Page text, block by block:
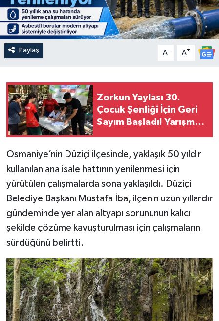
Paylaş A- A+
Zorkun Yaylası 30.
Çocuk Şenliği İçin Geri
Sayım Başladı! Yarışma
Osmaniye’nin Düziçi ilçesinde, yaklaşık 50 yıldır
kullanılan ana isale hattının yenilenmesi için
yürütülen çalışmalarda sona yaklaşıldı. Düziçi
Belediye Başkanı Mustafa İba, ilçenin uzun yıllardır
gündeminde yer alan altyapı sorununun kalıcı
şekilde çözüme kavuşturulması için çalışmaların
sürdüğünü belirtti.